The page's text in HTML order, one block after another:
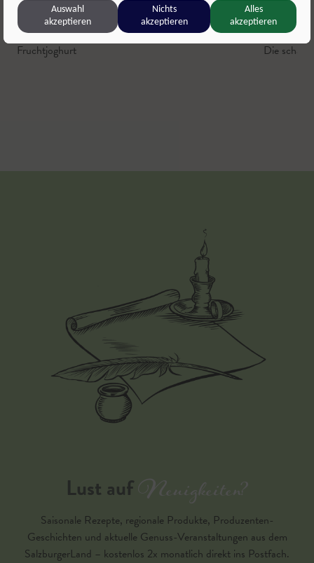
Moosbauer,Zederhaus
Fruchtjoghurt
Riedlalm
Die
Lust aufNeuigkeiten?
Saisonale Rezepte, regionale Produkte, Produzenten-
Geschichten und aktuelle Genuss-Veranstaltungen aus dem
SalzburgerLand – kostenlos 2x monatlich direkt ins Postfach.
Auswahl
akzeptieren
Nichts
akzeptieren
Alles
akzeptieren